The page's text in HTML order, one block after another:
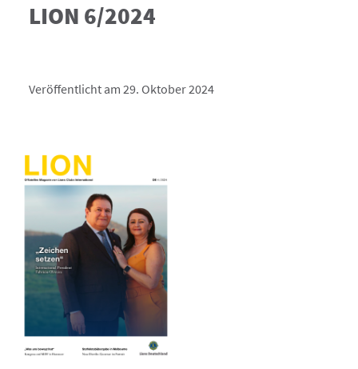
LION 6/2024
Veröffentlicht am 29. Oktober 2024